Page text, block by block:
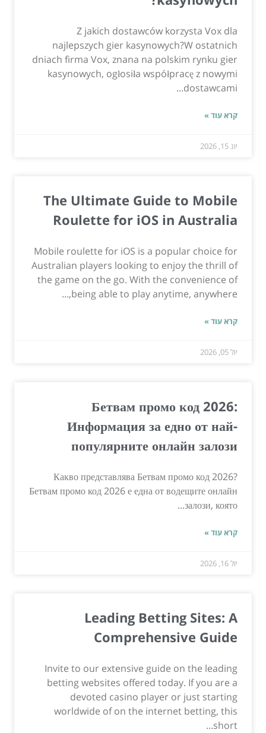
Z jakich dostawców korzysta Vox dla
najlepszych gier kasynowych?W ostatnich
dniach firma Vox, znana na polskim rynku gier
kasynowych, ogłosiła współpracę z nowymi
dostawcami...
קרא עוד »
יונ 15, 2026
The Ultimate Guide to Mobile
Roulette for iOS in Australia
Mobile roulette for iOS is a popular choice for
Australian players looking to enjoy the thrill of
the game on the go. With the convenience of
being able to play anytime, anywhere,...
קרא עוד »
יול 05, 2026
Бетвам промо код 2026:
Информация за едно от най-
популярните онлайн залози
Какво представлява Бетвам промо код 2026?
Бетвам промо код 2026 е една от водещите онлайн
залози, която...
קרא עוד »
יול 16, 2026
Leading Betting Sites: A
Comprehensive Guide
Invite to our extensive guide on the leading
betting websites offered today. If you are a
devoted casino player or just starting
worldwide of on the internet betting, this
short...